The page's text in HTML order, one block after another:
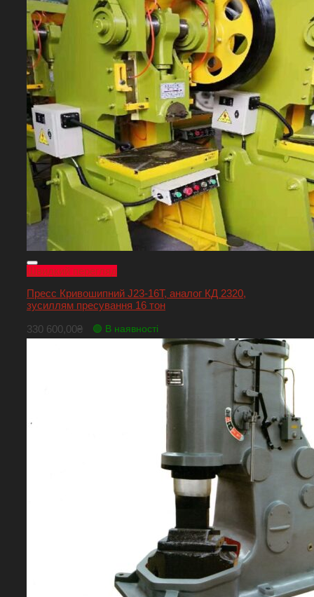
Швидкий перегляд
Пресс Кривошипний J23-16T, аналог КД 2320,
зусиллям пресування 16 тон
330 600,00₴ 🟢 В наявності